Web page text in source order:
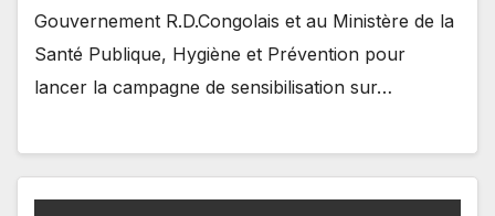
Gouvernement R.D.Congolais et au Ministère de la
Santé Publique, Hygiène et Prévention pour
lancer la campagne de sensibilisation sur…